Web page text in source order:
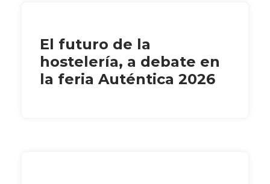
El futuro de la
hostelería, a debate en
la feria Auténtica 2026